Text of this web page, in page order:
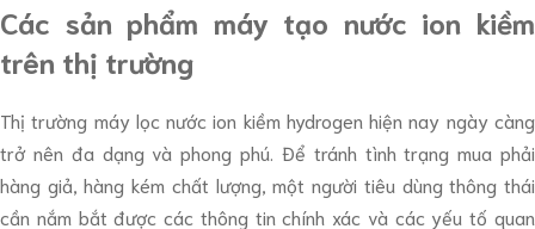
Các sản phẩm máy tạo nước ion kiềm
trên thị trường
Thị trường máy lọc nước ion kiềm hydrogen hiện nay ngày càng
trở nên đa dạng và phong phú. Để tránh tình trạng mua phải
hàng giả, hàng kém chất lượng, một người tiêu dùng thông thái
cần nắm bắt được các thông tin chính xác và các yếu tố quan